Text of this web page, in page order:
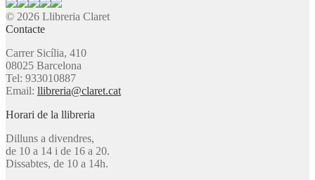
© 2026 Llibreria Claret
Contacte
Carrer Sicília, 410
08025 Barcelona
Tel: 933010887
Email: llibreria@claret.cat
Horari de la llibreria
Dilluns a divendres,
de 10 a 14 i de 16 a 20.
Dissabtes, de 10 a 14h.